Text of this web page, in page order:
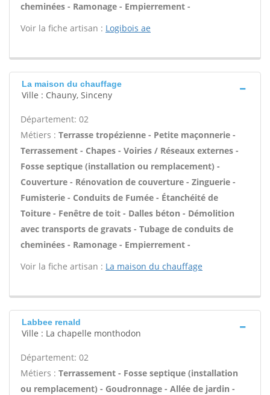
cheminées - Ramonage - Empierrement -
Voir la fiche artisan : Logibois ae
La maison du chauffage
Ville : Chauny, Sinceny
Département: 02
Métiers : Terrasse tropézienne - Petite maçonnerie -
Terrassement - Chapes - Voiries / Réseaux externes -
Fosse septique (installation ou remplacement) -
Couverture - Rénovation de couverture - Zinguerie -
Fumisterie - Conduits de Fumée - Étanchéité de
Toiture - Fenêtre de toit - Dalles béton - Démolition
avec transports de gravats - Tubage de conduits de
cheminées - Ramonage - Empierrement -
Voir la fiche artisan : La maison du chauffage
Labbee renald
Ville : La chapelle monthodon
Département: 02
Métiers : Terrassement - Fosse septique (installation
ou remplacement) - Goudronnage - Allée de jardin -